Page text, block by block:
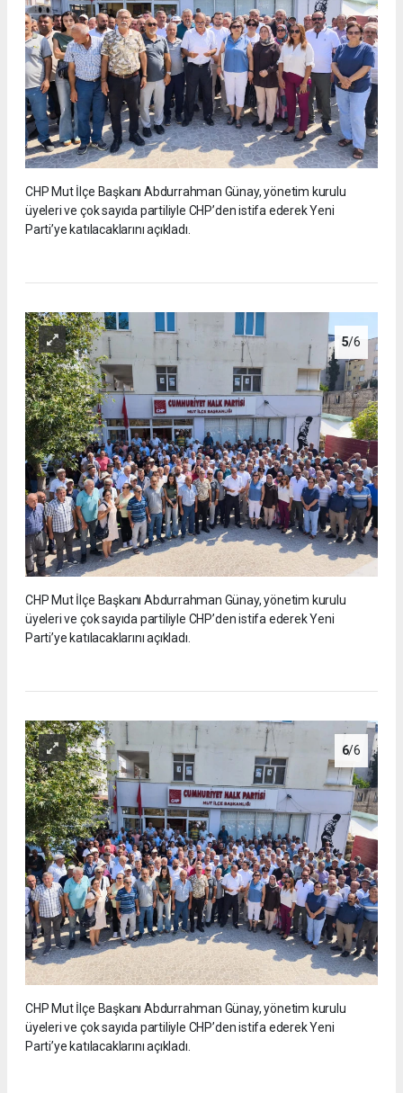
CHP Mut İlçe Başkanı Abdurrahman Günay, yönetim kurulu
üyeleri ve çok sayıda partiliyle CHP’den istifa ederek Yeni
Parti’ye katılacaklarını açıkladı.
5/6
CHP Mut İlçe Başkanı Abdurrahman Günay, yönetim kurulu
üyeleri ve çok sayıda partiliyle CHP’den istifa ederek Yeni
Parti’ye katılacaklarını açıkladı.
6/6
CHP Mut İlçe Başkanı Abdurrahman Günay, yönetim kurulu
üyeleri ve çok sayıda partiliyle CHP’den istifa ederek Yeni
Parti’ye katılacaklarını açıkladı.